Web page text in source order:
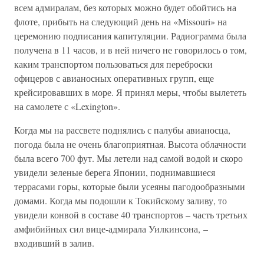
всем адмиралам, без которых можно будет обойтись на
флоте, прибыть на следующий день на «Missouri» на
церемонию подписания капитуляции. Радиограмма была
получена в 11 часов, и в ней ничего не говорилось о том,
каким транспортом пользоваться для переброски
офицеров с авианосных оперативных групп, еще
крейсировавших в море. Я принял меры, чтобы вылететь
на самолете с «Lexington».
Когда мы на рассвете поднялись с палубы авианосца,
погода была не очень благоприятная. Высота облачности
была всего 700 фут. Мы летели над самой водой и скоро
увидели зеленые берега Японии, поднимавшиеся
террасами горы, которые были усеяны пагодообразными
домами. Когда мы подошли к Токийскому заливу, то
увидели конвой в составе 40 транспортов – часть третьих
амфибийных сил вице-адмирала Уилкинсона, –
входивший в залив.